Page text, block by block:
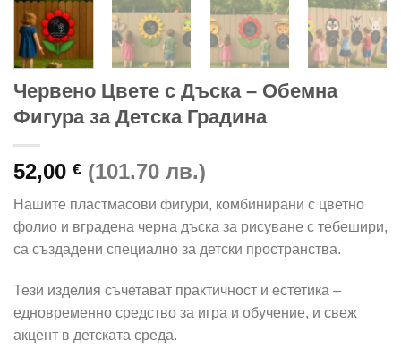
Червено Цвете с Дъска – Обемна
Фигура за Детска Градина
52,00 € (101.70 лв.)
Нашите пластмасови фигури, комбинирани с цветно
фолио и вградена черна дъска за рисуване с тебешири,
са създадени специално за детски пространства.
Тези изделия съчетават практичност и естетика –
едновременно средство за игра и обучение, и свеж
акцент в детската среда.